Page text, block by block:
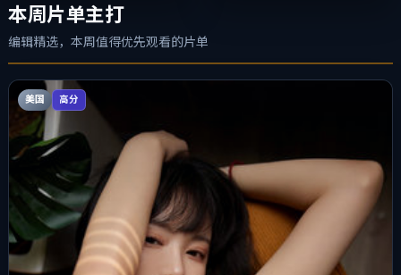
本周片单主打
编辑精选，本周值得优先观看的片单
美国 高分